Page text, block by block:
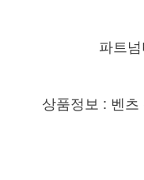
파트
상품정보 : 벤